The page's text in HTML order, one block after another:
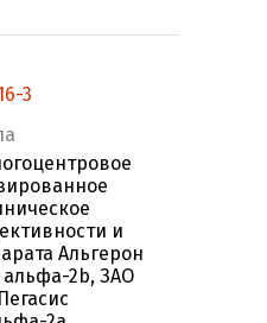
3
и
Альгерон
2b, ЗАО